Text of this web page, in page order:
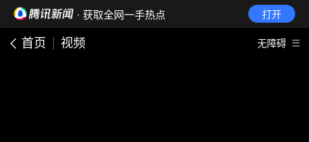
· 获取全网一手热点 打开
首页 视频 无障碍